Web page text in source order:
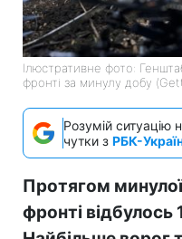
Ілюстративне фото:
фронті за минулу добу
Розумій ситуацію
чутки з РБК-
Протягом
фронті відбулось